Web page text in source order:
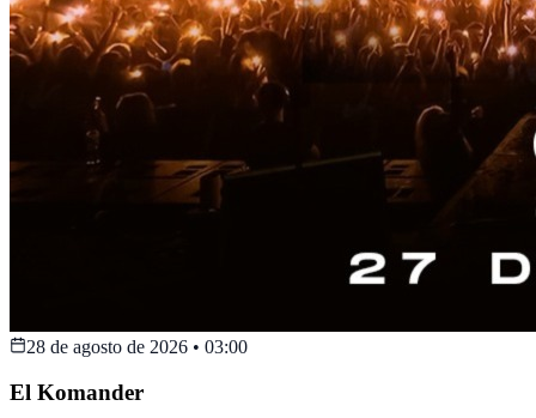
28 de agosto de 2026 • 03:00
El Komander